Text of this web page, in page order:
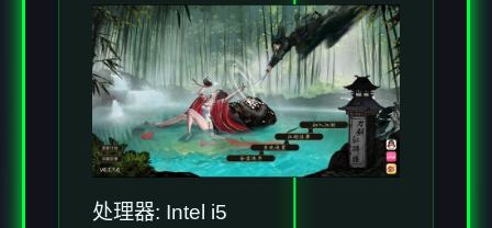
处理器: Intel i5